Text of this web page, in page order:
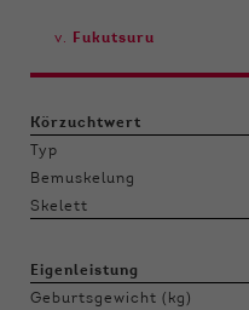
v. Fukutsuru
Körzuchtwert
Typ
Bemuskelung
Skelett
Eigenleistung
Geburtsgewicht (kg)